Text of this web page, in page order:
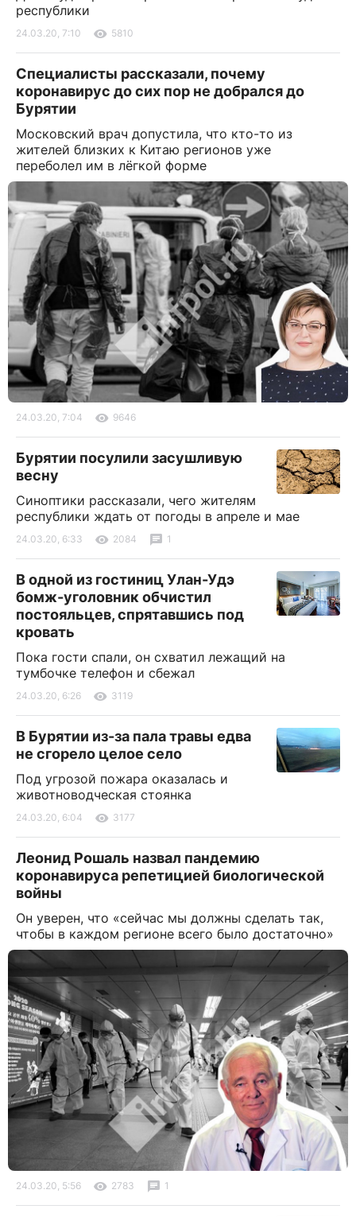
республики
24.03.20, 7:10 5810
Специалисты рассказали, почему
коронавирус до сих пор не добрался до
Бурятии
Московский врач допустила, что кто-то из
жителей близких к Китаю регионов уже
переболел им в лёгкой форме
24.03.20, 7:04 9646
Бурятии посулили засушливую
весну
Синоптики рассказали, чего жителям
республики ждать от погоды в апреле и мае
24.03.20, 6:33 2084 1
В одной из гостиниц Улан-Удэ
бомж-уголовник обчистил
постояльцев, спрятавшись под
кровать
Пока гости спали, он схватил лежащий на
тумбочке телефон и сбежал
24.03.20, 6:26 3119
В Бурятии из-за пала травы едва
не сгорело целое село
Под угрозой пожара оказалась и
животноводческая стоянка
24.03.20, 6:04 3177
Леонид Рошаль назвал пандемию
коронавируса репетицией биологической
войны
Он уверен, что «сейчас мы должны сделать так,
чтобы в каждом регионе всего было достаточно»
24.03.20, 5:56 2783 1